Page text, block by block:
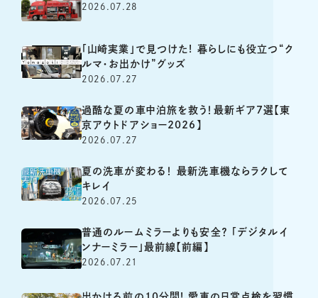
2026.07.28
「山崎実業」で見つけた! 暮らしにも役立つ“ク
ルマ・お出かけ”グッズ
2026.07.27
過酷な夏の車中泊旅を救う！最新ギア7選【東
京アウトドアショー2026】
2026.07.27
夏の洗車が変わる！ 最新洗車機ならラクして
キレイ
2026.07.25
普通のルームミラーよりも安全？ 「デジタルイ
ンナーミラー」最前線【前編】
2026.07.21